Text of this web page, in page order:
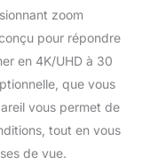
zoom
pour répondre
en 4K/UHD à 30
que vous
vous permet de
tout en vous
de vue.